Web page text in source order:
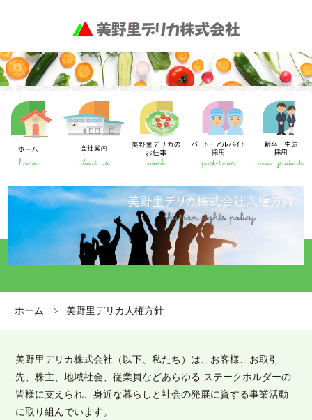
ホーム 美野里デリカ人権方針
美野里デリカ株式会社（以下、私たち）は、お客様、お取引
先、株主、地域社会、従業員などあらゆる ステークホルダーの
皆様に支えられ、身近な暮らしと社会の発展に資する事業活動
に取り組んでいます。